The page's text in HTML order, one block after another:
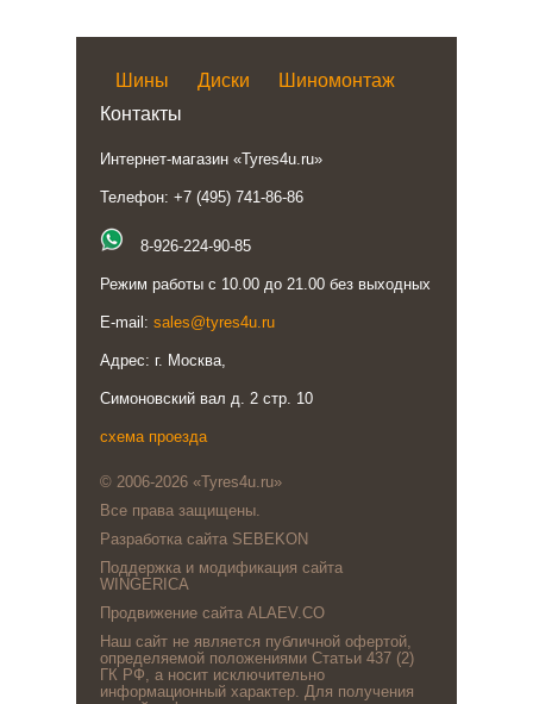
Шины Диски
Шиномонтаж
Контакты
Интернет-магазин «Tyres4u.ru»
Телефон: +7 (495) 741-86-86
8-926-224-90-85
Режим работы с 10.00 до 21.00 без выходных
E-mail: sales@tyres4u.ru
Адрес: г. Москва,
Симоновский вал д. 2 стр. 10
схема проезда
© 2006-2026 «Tyres4u.ru»
Все права защищены.
Разработка сайта SEBEKON
Поддержка и модификация сайта
WINGERICA
Продвижение сайта ALAEV.CO
Наш сайт не является публичной офертой,
определяемой положениями Статьи 437 (2)
ГК РФ, а носит исключительно
информационный характер. Для получения